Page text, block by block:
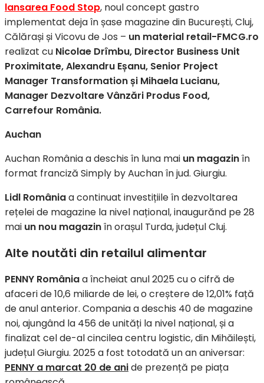
lansarea Food Stop, noul concept gastro
implementat deja în șase magazine din București, Cluj,
Călărași și Vicovu de Jos – un material retail-FMCG.ro
realizat cu Nicolae Drîmbu, Director Business Unit
Proximitate, Alexandru Eșanu, Senior Project
Manager Transformation și Mihaela Lucianu,
Manager Dezvoltare Vânzări Produs Food,
Carrefour România.
Auchan
Auchan România a deschis în luna mai un magazinîn
format franciză Simply by Auchan în jud. Giurgiu.
Lidl Româniaa continuat investițiile în dezvoltarea
rețelei de magazine la nivel național, inaugurănd pe 28
mai un nou magazinîn orașul Turda, județul Cluj.
Alte noutăti din retailul alimentar
PENNY Româniaa încheiat anul 2025 cu o cifră de
afaceri de 10,6 miliarde de lei, o creștere de 12,01% față
de anul anterior. Compania a deschis 40 de magazine
noi, ajungând la 456 de unități la nivel național, și a
finalizat cel de-al cincilea centru logistic, din Mihăilești,
județul Giurgiu. 2025 a fost totodată un an aniversar:
PENNY a marcat 20 de anide prezență pe piața